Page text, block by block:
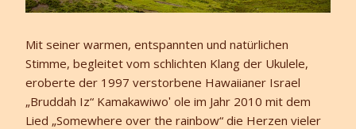
Mit seiner warmen, entspannten und natürlichen
Stimme, begleitet vom schlichten Klang der Ukulele,
eroberte der 1997 verstorbene Hawaiianer Israel
„Bruddah Iz“ Kamakawiwoʹ ole im Jahr 2010 mit dem
Lied „Somewhere over the rainbow“ die Herzen vieler